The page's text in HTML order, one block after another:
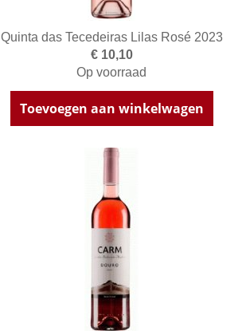
Quinta das Tecedeiras Lilas Rosé 2023
€ 10,10
Op voorraad
Toevoegen aan winkelwagen